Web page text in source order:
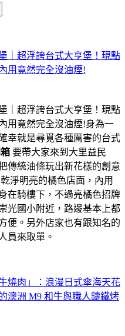
｜超浮誇台式大亨堡！現點
用竟然完全沒油煙!
｜超浮誇台式大亨堡！現點
用竟然完全沒油煙!身為一
幸就是尋覓各種厲害的台式
要帶大家來到大里益民
傳統油條玩出新花樣的創意
乾淨明亮的橘色店面，內用
在騎樓下，不過亮橘色招牌
光國小附近，路邊基本上都
便。另外店家也有跟知名的
員來取單。
燒肉」：浪漫日式傘海天花
澳洲 M9 和牛與職人鑄鐵烤